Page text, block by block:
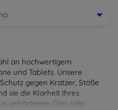
an hochwertigem
und Tablets. Unsere
gegen Kratzer, Stöße
sie die Klarheit Ihres
gehärtetem Glas oder